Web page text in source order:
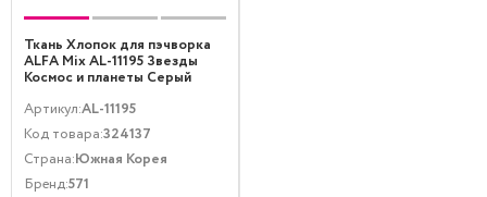
Ткань Хлопок для пэчворка
ALFA Mix AL-11195 Звезды
Космос и планеты Серый
Артикул:AL-11195
Код товара:324137
Страна:Южная Корея
Бренд:571